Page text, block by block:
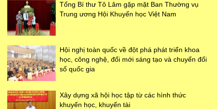
Tổng Bí thư Tô Lâm gặp mặt Ban Thường vụ
Trung ương Hội Khuyến học Việt Nam
Hội nghị toàn quốc về đột phá phát triển khoa
học, công nghệ, đổi mới sáng tạo và chuyển đổi
số quốc gia
Xây dựng xã hội học tập từ các hình thức
khuyến học, khuyến tài